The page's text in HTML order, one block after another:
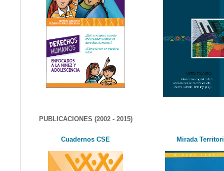
PUBLICACIONES (2002 - 2015)
Cuadernos CSE Mirada